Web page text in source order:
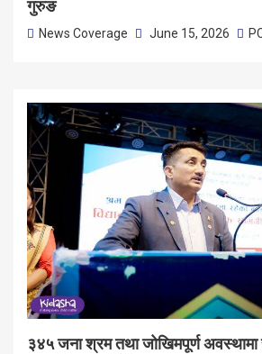
गुरुङ
News Coverage June 15, 2026
३४५ जना श्रम तथा जोखिमपूर्ण अवस्थामा